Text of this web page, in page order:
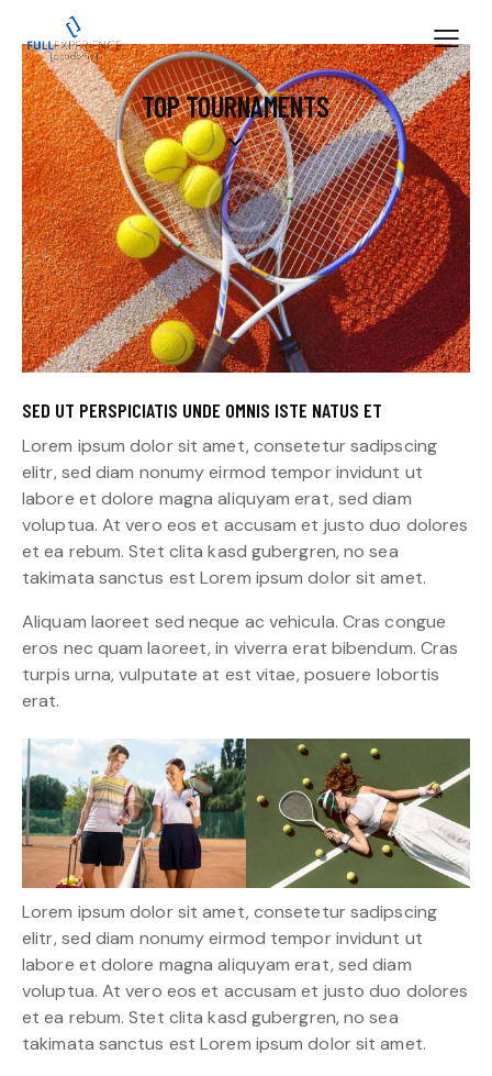
TOP TOURNAMENTS
SED UT PERSPICIATIS UNDE OMNIS ISTE NATUS ET
Lorem ipsum dolor sit amet, consetetur sadipscing
elitr, sed diam nonumy eirmod tempor invidunt ut
labore et dolore magna aliquyam erat, sed diam
voluptua. At vero eos et accusam et justo duo dolores
et ea rebum. Stet clita kasd gubergren, no sea
takimata sanctus est Lorem ipsum dolor sit amet.
Aliquam laoreet sed neque ac vehicula. Cras congue
eros nec quam laoreet, in viverra erat bibendum. Cras
turpis urna, vulputate at est vitae, posuere lobortis
erat.
Lorem ipsum dolor sit amet, consetetur sadipscing
elitr, sed diam nonumy eirmod tempor invidunt ut
labore et dolore magna aliquyam erat, sed diam
voluptua. At vero eos et accusam et justo duo dolores
et ea rebum. Stet clita kasd gubergren, no sea
takimata sanctus est Lorem ipsum dolor sit amet.